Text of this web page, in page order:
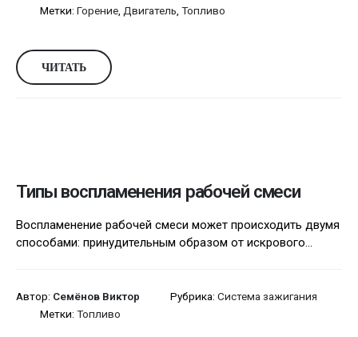
Метки: Горение Двигатель Топливо
ЧИТАТЬ
Типы воспламенения рабочей смеси
Воспламенение рабочей смеси может происходить двумя
способами: принудительным образом от искрового...
Автор: Семёнов Виктор Рубрика: Система зажигания
Метки: Топливо